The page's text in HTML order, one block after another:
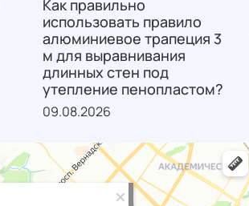
Как правильно
использовать правило
алюминиевое трапеция 3
м для выравнивания
длинных стен под
утепление пенопластом?
09.08.2026